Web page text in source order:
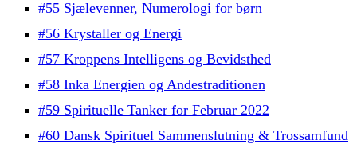
#55 Sjælevenner, Numerologi for børn
#56 Krystaller og Energi
#57 Kroppens Intelligens og Bevidsthed
#58 Inka Energien og Andestraditionen
#59 Spirituelle Tanker for Februar 2022
#60 Dansk Spirituel Sammenslutning & Trossamfund